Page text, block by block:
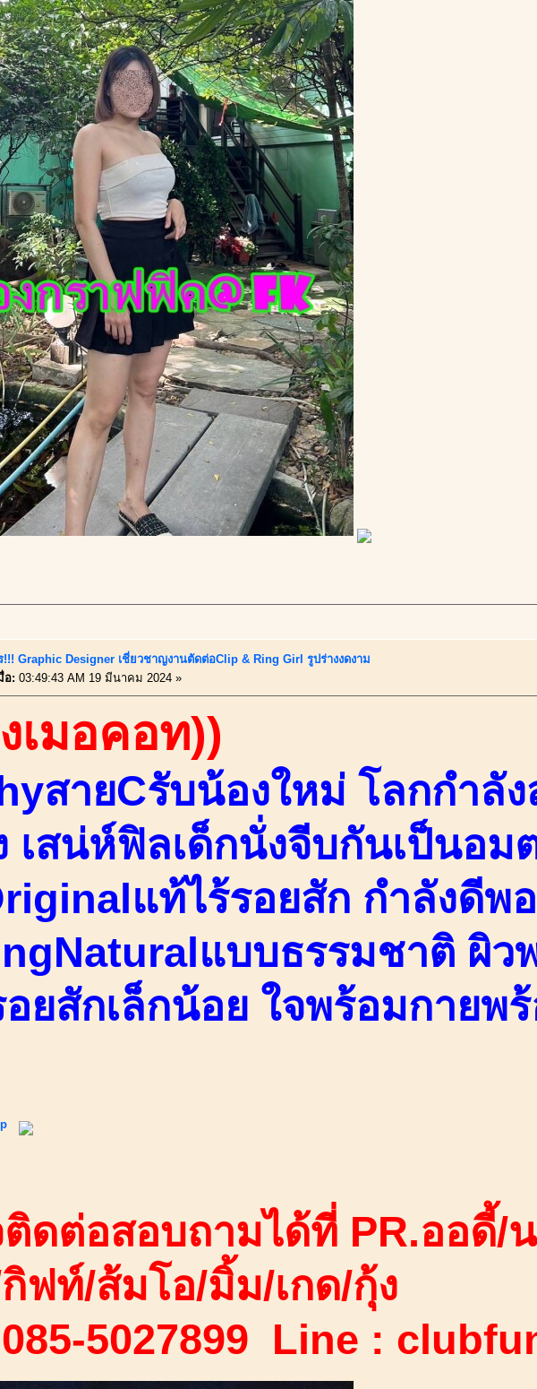
!!! Graphic Designer เชี่ยวชาญงานตัดต่อClip & Ring Girl รูปร่างงดงาม
อ: 03:49:43 AM 19 มีนาคม 2024 »
เมอคอท))
สายCรับน้องใหม่ โลกกำลัง
เสน่ห์ฟิลเด็กนั่งจีบกันเป็นอม
แท้ไร้รอยสัก กำลังดีพ
แบบธรรมชาติ ผิว
อยสักเล็กน้อย ใจพร้อมกายพ
ดต่อสอบถามได้ที่ PR.ออดี้/
กิฟท์/ส้มโอ/มิ้ม/เกด/กุ้ง
5027899 Line :